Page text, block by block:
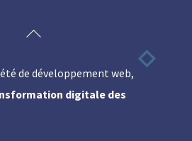
Back
Top
de développement web,
digitale des